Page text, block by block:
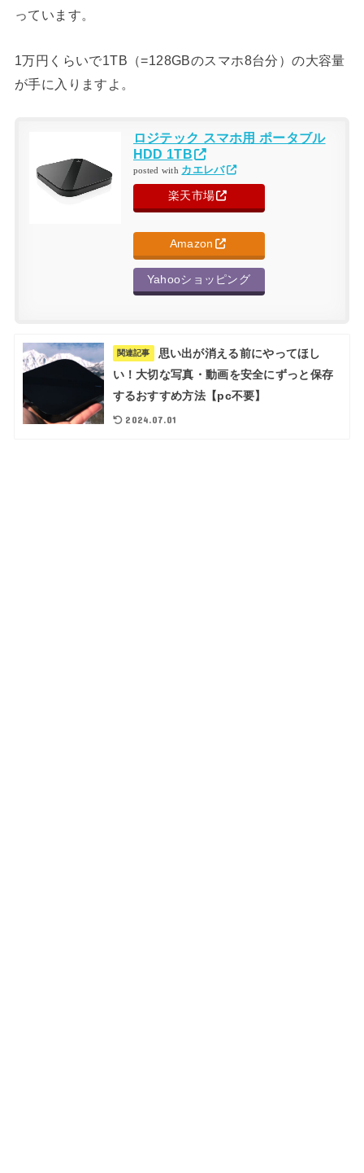
っています。
1万円くらいで1TB（=128GBのスマホ8台分）の大容量
が手に入りますよ。
ロジテック スマホ用 ポータブル
HDD 1TB
posted with カエレバ
楽天市場
Amazon
Yahooショッピング
関連記事
思い出が消える前にやってほし
い！大切な写真・動画を安全にずっと保存
するおすすめ方法【pc不要】
2024.07.01